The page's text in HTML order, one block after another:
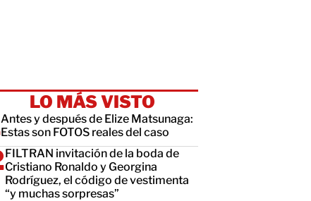
LO MÁS VISTO
Antes y después de Elize Matsunaga:
Estas son FOTOS reales del caso
FILTRAN invitación de la boda de
Cristiano Ronaldo y Georgina
Rodríguez, el código de vestimenta
“y muchas sorpresas”